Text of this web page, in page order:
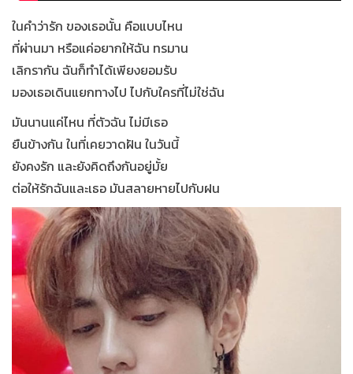
ในคำว่ารัก ของเธอนั้น คือแบบไหน
ที่ผ่านมา หรือแค่อยากให้ฉัน ทรมาน
เลิกรากัน ฉันก็ทำได้เพียงยอมรับ
มองเธอเดินแยกทางไป ไปกับใครที่ไม่ใช่ฉัน
มันนานแค่ไหน ที่ตัวฉัน ไม่มีเธอ
ยืนข้างกัน ในที่เคยวาดฝัน ในวันนี้
ยังคงรัก และยังคิดถึงกันอยู่มั้ย
ต่อให้รักฉันและเธอ มันสลายหายไปกับฝน